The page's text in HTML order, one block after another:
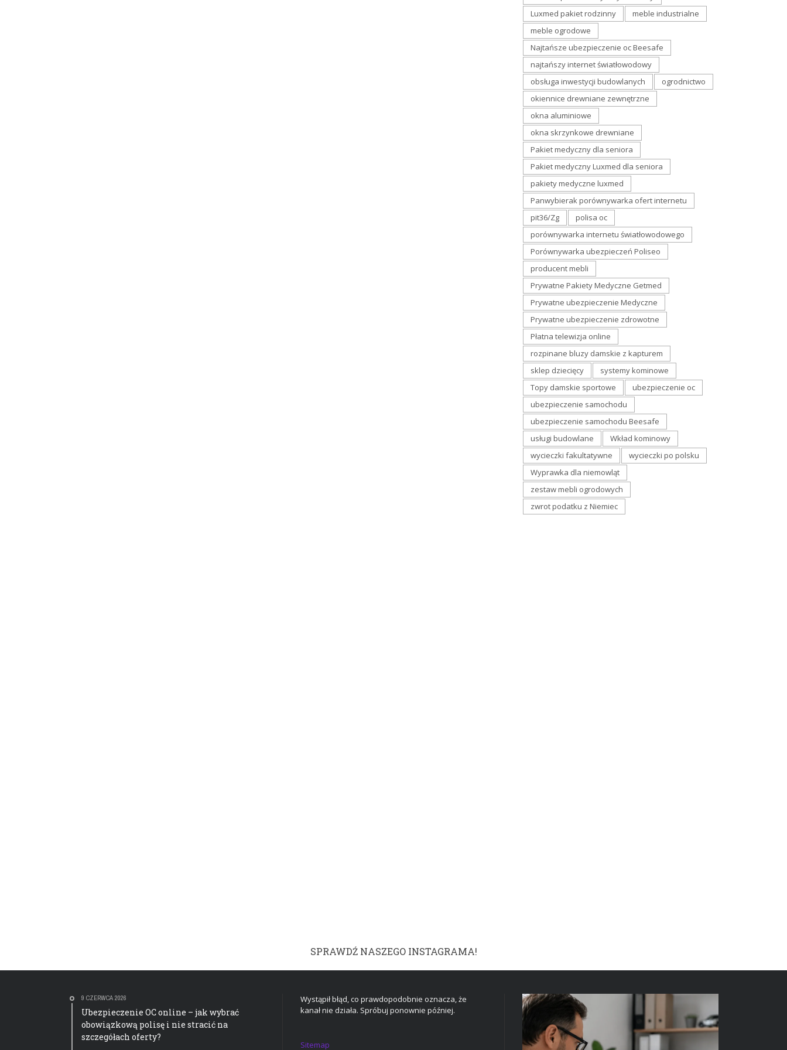
Luxmed pakiet rodzinny
meble industrialne
meble ogrodowe
Najtańsze ubezpieczenie oc Beesafe
najtańszy internet światłowodowy
obsługa inwestycji budowlanych
ogrodnictwo
okiennice drewniane zewnętrzne
okna aluminiowe
okna skrzynkowe drewniane
Pakiet medyczny dla seniora
Pakiet medyczny Luxmed dla seniora
pakiety medyczne luxmed
Panwybierak porównywarka ofert internetu
pit36/Zg
polisa oc
porównywarka internetu światłowodowego
Porównywarka ubezpieczeń Poliseo
producent mebli
Prywatne Pakiety Medyczne Getmed
Prywatne ubezpieczenie Medyczne
Prywatne ubezpieczenie zdrowotne
Płatna telewizja online
rozpinane bluzy damskie z kapturem
sklep dziecięcy
systemy kominowe
Topy damskie sportowe
ubezpieczenie oc
ubezpieczenie samochodu
ubezpieczenie samochodu Beesafe
usługi budowlane
Wkład kominowy
wycieczki fakultatywne
wycieczki po polsku
Wyprawka dla niemowląt
zestaw mebli ogrodowych
zwrot podatku z Niemiec
SPRAWDŹ NASZEGO INSTAGRAMA!
9 CZERWCA 2026
Ubezpieczenie OC online – jak wybrać
obowiązkową polisę i nie stracić na
szczegółach oferty?
Wystąpił błąd, co prawdopodobnie oznacza, że
kanał nie działa. Spróbuj ponownie później.
Sitemap